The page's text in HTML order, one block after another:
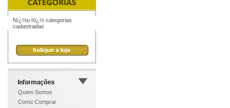
Nï¿½o hï¿½ categorias
cadastradas
Quem Somos
Como Comprar